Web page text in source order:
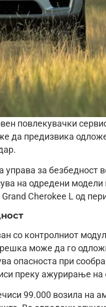
повлекувачки
да предизвика
за безбедност
на одредени модели
Cherokee L од
со контролниот
може да го
опасноста при
преку ажурирање на
99.000 возила на